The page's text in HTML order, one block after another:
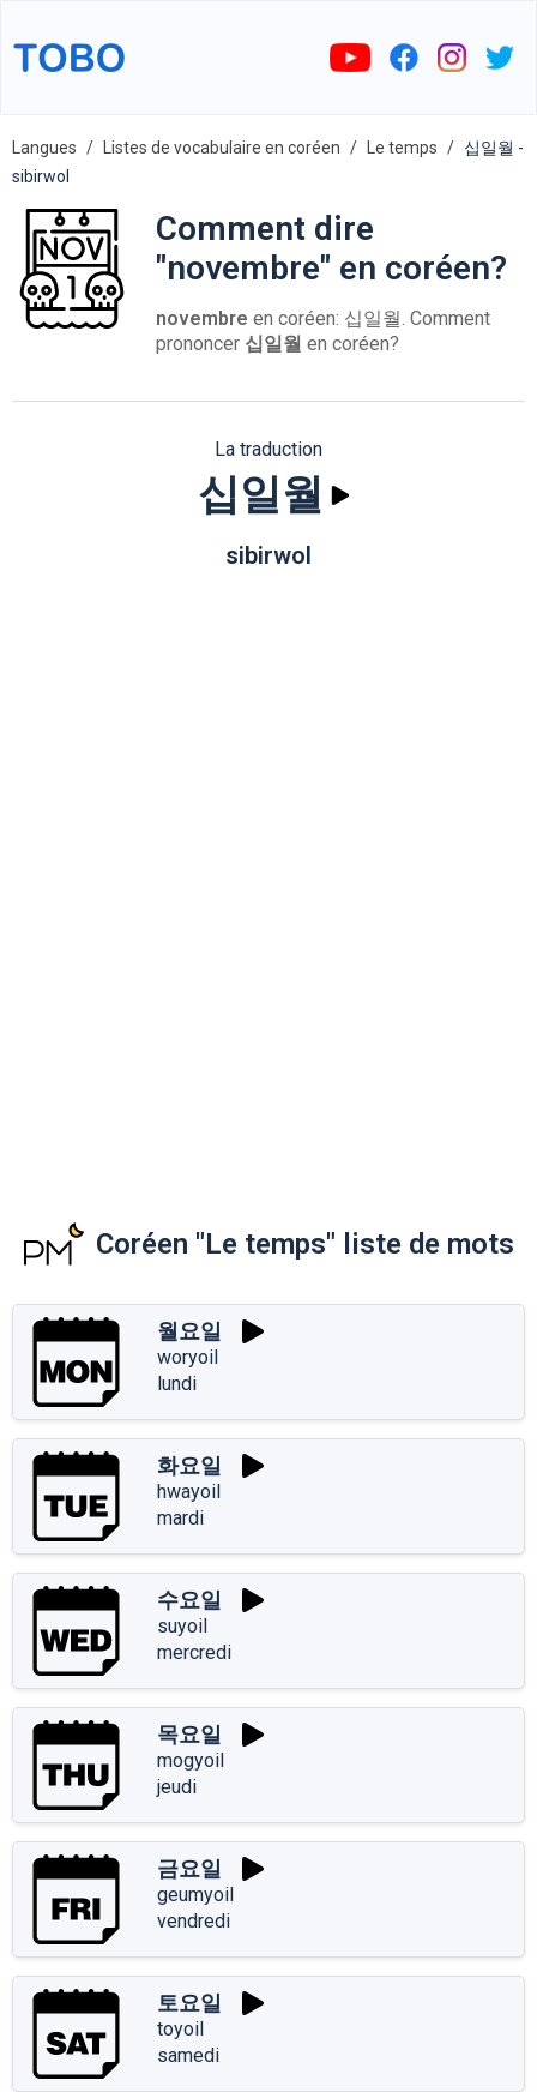
Langues Listes de vocabulaire en coréen Le temps
십일월 -
sibirwol
Comment dire
"novembre" en coréen?
novembre en coréen: 십일월. Comment
prononcer 십일월 en coréen?
La traduction
십일월
sibirwol
Coréen "Le temps" liste de mots
월요일
woryoil
lundi
화요일
hwayoil
mardi
수요일
suyoil
mercredi
목요일
mogyoil
jeudi
금요일
geumyoil
vendredi
토요일
toyoil
samedi